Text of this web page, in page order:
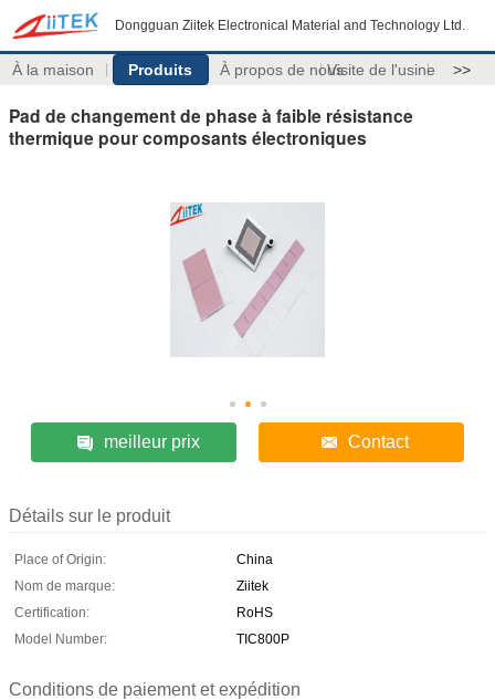
Dongguan Ziitek Electronical Material and Technology Ltd.
À la maison Produits À propos de nousVisite de l'usine >>
Pad de changement de phase à faible résistance
thermique pour composants électroniques
meilleur prix Contact
Détails sur le produit
Place of Origin:
China
Nom de marque:
Ziitek
Certification:
RoHS
Model Number:
TIC800P
Conditions de paiement et expédition